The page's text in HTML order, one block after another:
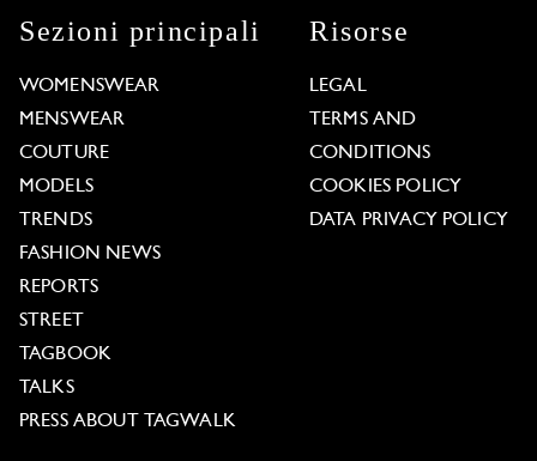
Sezioni principali
WOMENSWEAR
MENSWEAR
COUTURE
MODELS
TRENDS
FASHION NEWS
REPORTS
STREET
TAGBOOK
TALKS
PRESS ABOUT TAGWALK
Risorse
LEGAL
TERMS AND
CONDITIONS
COOKIES POLICY
DATA PRIVACY POLICY